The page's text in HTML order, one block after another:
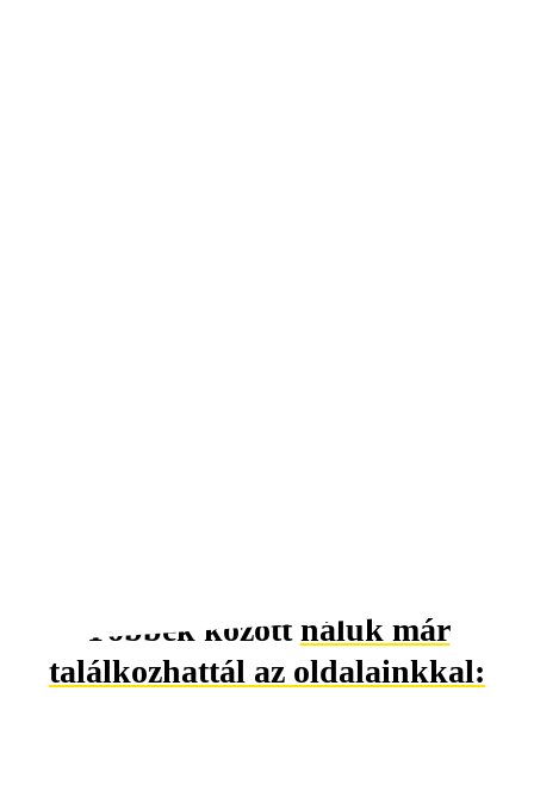
Többek közöttnáluk már
találkozhattál az oldalainkkal: